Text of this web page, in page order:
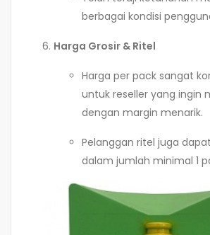
berbagai kondisi
Harga Grosir & Ritel
Harga per pack sangat
untuk reseller yang ingin
dengan margin menarik.
Pelanggan ritel juga
dalam jumlah minimal 1